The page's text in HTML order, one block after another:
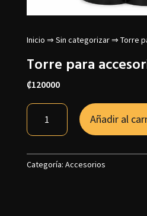
Inicio ⇒ Sin categorizar⇒ Torre
Torre para
₡120000
Torre
para
accesorios
Añadir al
Categoría: Accesorios